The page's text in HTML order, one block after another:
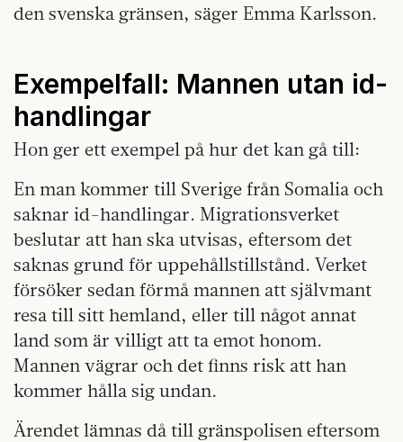
den svenska gränsen, säger Emma Karlsson.
Exempelfall: Mannen utan id-
handlingar
Hon ger ett exempel på hur det kan gå till:
En man kommer till Sverige från Somalia och
saknar id-handlingar. Migrationsverket
beslutar att han ska utvisas, eftersom det
saknas grund för uppehållstillstånd. Verket
försöker sedan förmå mannen att självmant
resa till sitt hemland, eller till något annat
land som är villigt att ta emot honom.
Mannen vägrar och det finns risk att han
kommer hålla sig undan.
Ärendet lämnas då till gränspolisen eftersom